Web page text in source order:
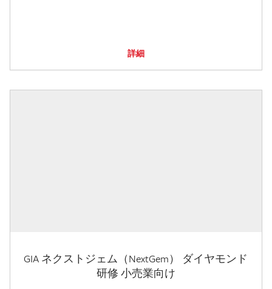
詳細
GIA ネクストジェム（NextGem） ダイヤモンド
研修 小売業向け